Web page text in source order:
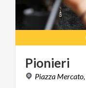
Pionieri
Piazza Mercato,